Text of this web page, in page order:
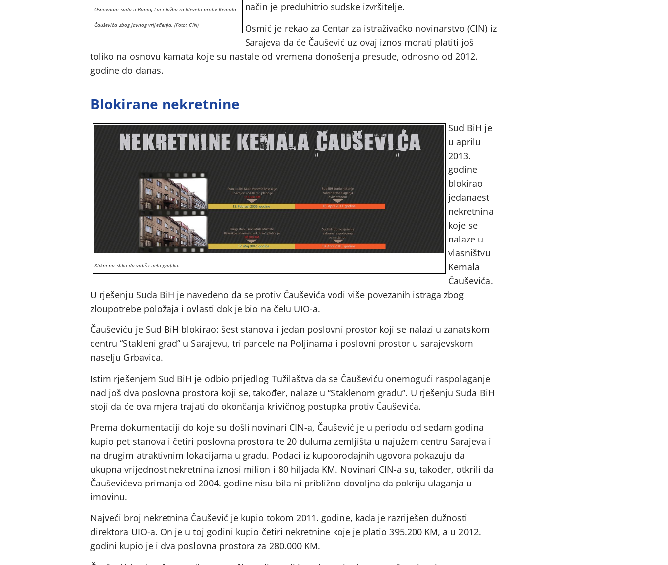
Osnovnom sudu u Banjoj Luci tužbu za klevetu protiv Kemala
Čauševića zbog javnog vrijeđenja. (Foto: CIN)
način je preduhitrio sudske izvršitelje.
Osmić je rekao za Centar za istraživačko novinarstvo (CIN) iz
Sarajeva da će Čaušević uz ovaj iznos morati platiti još
toliko na osnovu kamata koje su nastale od vremena donošenja presude, odnosno od 2012.
godine do danas.
Blokirane nekretnine
Klikni na sliku da vidiš cijelu grafiku.
Sud BiH je
u aprilu
2013.
godine
blokirao
jedanaest
nekretnina
koje se
nalaze u
vlasništvu
Kemala
Čauševića.
U rješenju Suda BiH je navedeno da se protiv Čauševića vodi više povezanih istraga zbog
zloupotrebe položaja i ovlasti dok je bio na čelu UIO-a.
Čauševiću je Sud BiH blokirao: šest stanova i jedan poslovni prostor koji se nalazi u zanatskom
centru “Stakleni grad” u Sarajevu, tri parcele na Poljinama i poslovni prostor u sarajevskom
naselju Grbavica.
Istim rješenjem Sud BiH je odbio prijedlog Tužilaštva da se Čauševiću onemogući raspolaganje
nad još dva poslovna prostora koji se, također, nalaze u “Staklenom gradu”. U rješenju Suda BiH
stoji da će ova mjera trajati do okončanja krivičnog postupka protiv Čauševića.
Prema dokumentaciji do koje su došli novinari CIN-a, Čaušević je u periodu od sedam godina
kupio pet stanova i četiri poslovna prostora te 20 duluma zemljišta u najužem centru Sarajeva i
na drugim atraktivnim lokacijama u gradu. Podaci iz kupoprodajnih ugovora pokazuju da
ukupna vrijednost nekretnina iznosi milion i 80 hiljada KM. Novinari CIN-a su, također, otkrili da
Čauševićeva primanja od 2004. godine nisu bila ni približno dovoljna da pokriju ulaganja u
imovinu.
Najveći broj nekretnina Čaušević je kupio tokom 2011. godine, kada je razriješen dužnosti
direktora UIO-a. On je u toj godini kupio četiri nekretnine koje je platio 395.200 KM, a u 2012.
godini kupio je i dva poslovna prostora za 280.000 KM.